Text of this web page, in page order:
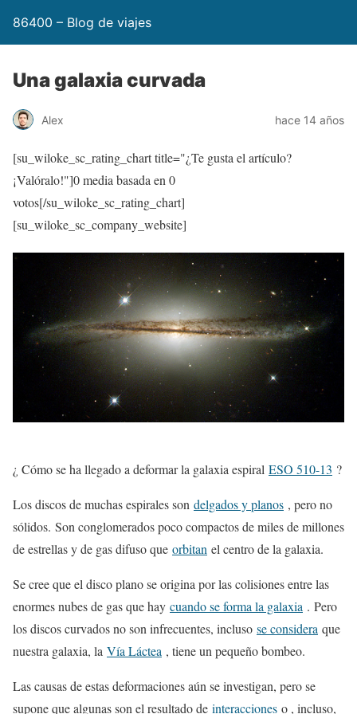
86400 – Blog de viajes
Una galaxia curvada
Alex hace 14 años
[su_wiloke_sc_rating_chart title="¿Te gusta el artículo?
¡Valóralo!"]0media basada en 0
votos[/su_wiloke_sc_rating_chart]
[su_wiloke_sc_company_website]
¿ Cómo se ha llegado a deformar la galaxia espiral ESO 510-13 ?
Los discos de muchas espirales son delgados y planos , pero no
sólidos. Son conglomerados poco compactos de miles de millones
de estrellas y de gas difuso que orbitan el centro de la galaxia.
Se cree que el disco plano se origina por las colisiones entre las
enormes nubes de gas que hay cuando se forma la galaxia . Pero
los discos curvados no son infrecuentes, incluso se considera que
nuestra galaxia, la Vía Láctea , tiene un pequeño bombeo.
Las causas de estas deformaciones aún se investigan, pero se
supone que algunas son el resultado de interacciones o , incluso,